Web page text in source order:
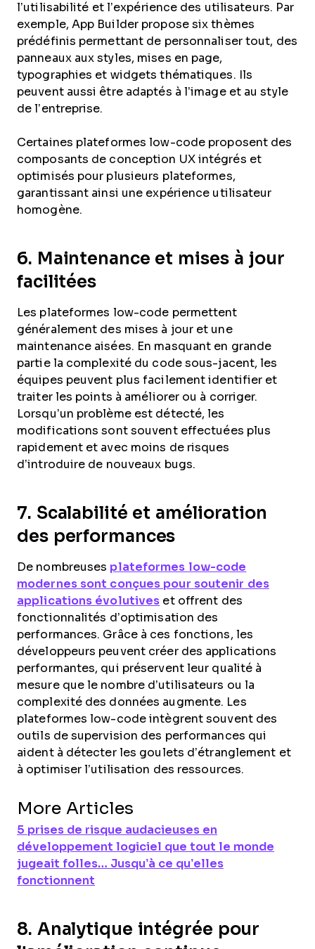
l’utilisabilité et l’expérience des utilisateurs. Par
exemple, App Builder propose six thèmes
prédéfinis permettant de personnaliser tout, des
panneaux aux styles, mises en page,
typographies et widgets thématiques. Ils
peuvent aussi être adaptés à l’image et au style
de l’entreprise.
Certaines plateformes low-code proposent des
composants de conception UX intégrés et
optimisés pour plusieurs plateformes,
garantissant ainsi une expérience utilisateur
homogène.
6. Maintenance et mises à jour
facilitées
Les plateformes low-code permettent
généralement des mises à jour et une
maintenance aisées. En masquant en grande
partie la complexité du code sous-jacent, les
équipes peuvent plus facilement identifier et
traiter les points à améliorer ou à corriger.
Lorsqu’un problème est détecté, les
modifications sont souvent effectuées plus
rapidement et avec moins de risques
d’introduire de nouveaux bugs.
7. Scalabilité et amélioration
des performances
De nombreuses plateformes low-code
modernes sont conçues pour soutenir des
applications évolutives et offrent des
fonctionnalités d’optimisation des
performances. Grâce à ces fonctions, les
développeurs peuvent créer des applications
performantes, qui préservent leur qualité à
mesure que le nombre d’utilisateurs ou la
complexité des données augmente. Les
plateformes low-code intègrent souvent des
outils de supervision des performances qui
aident à détecter les goulets d’étranglement et
à optimiser l’utilisation des ressources.
More Articles
5 prises de risque audacieuses en
développement logiciel que tout le monde
jugeait folles… Jusqu’à ce qu’elles
fonctionnent
8. Analytique intégrée pour